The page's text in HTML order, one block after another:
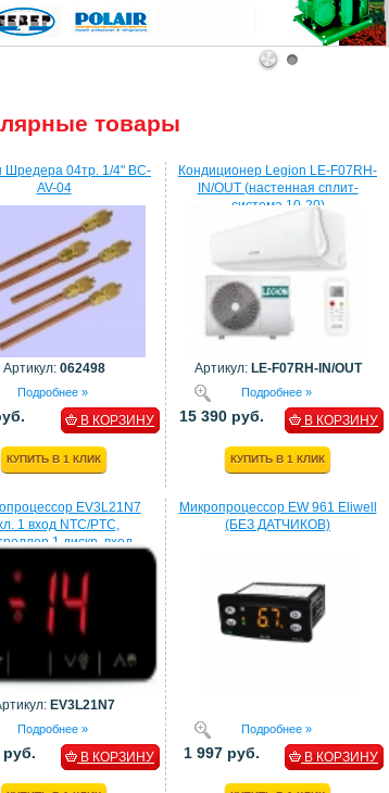
1 2
товары
Шредера 04тр. 1/4" BC-
AV-04
Артикул: 062498
Подробнее »
В КОРЗИНУ
КУПИТЬ В 1 КЛИК
Кондиционер Legion LE-F07RH-
IN/OUT (настенная сплит-
система 10-20)
Артикул: LE-F07RH-IN/OUT
Подробнее »
15 390 руб. В КОРЗИНУ
КУПИТЬ В 1 КЛИК
EV3L21N7
1 вход NTC/PTC,
1 дискр. вход
EV3L21N7
Подробнее »
руб. В КОРЗИНУ
Микропроцессор EW 961 Eliwell
(БЕЗ ДАТЧИКОВ)
Подробнее »
1 997 руб. В КОРЗИНУ